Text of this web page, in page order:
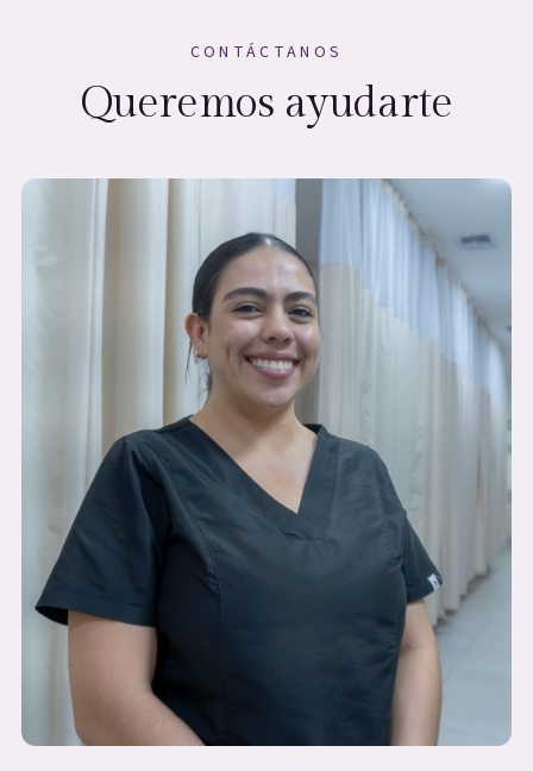
CONTÁCTANOS
Queremos ayudarte